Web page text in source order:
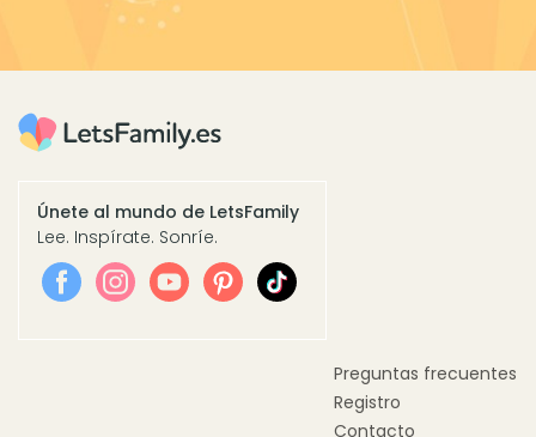
Únete al mundo de LetsFamily
Lee. Inspírate. Sonríe.
Preguntas frecuentes
Registro
Contacto